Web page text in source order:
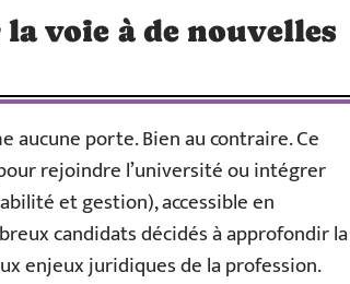
voie à de nouvelles
aucune porte. Bien au contraire. Ce
rejoindre l’université ou intégrer
et gestion), accessible en
candidats décidés à approfondir la
enjeux juridiques de la profession.